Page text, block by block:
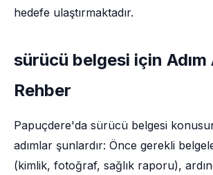
hedefe ulaştırmaktadır.
sürücü belgesi için Adım
Rehber
Papuçdere'da sürücü belgesi
adımlar şunlardır: Önce gerekli
(kimlik, fotoğraf, sağlık raporu),